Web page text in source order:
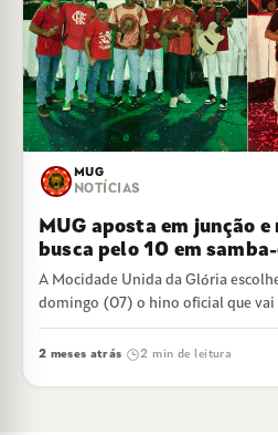
MUG
NOTÍCIAS
MUG aposta em junção
busca pelo 10 em
A Mocidade Unida da Glória
domingo (07) o hino oficial que vai
2 meses atrás 2 min de leitura